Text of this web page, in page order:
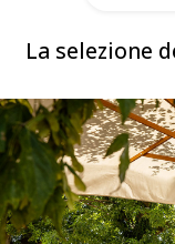
La selezione